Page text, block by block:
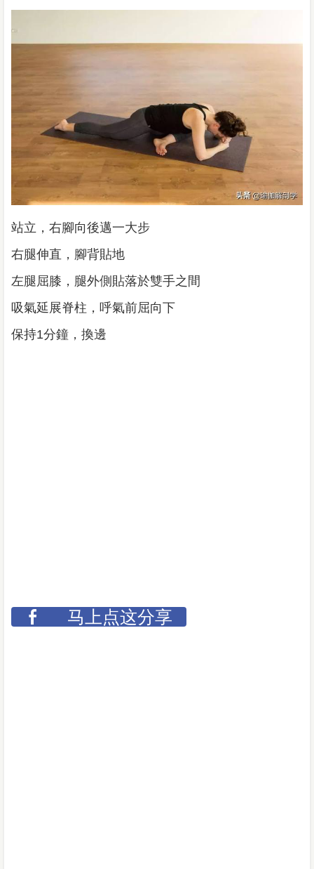
站立，右腳向後邁一大步
右腿伸直，腳背貼地
左腿屈膝，腿外側貼落於雙手之間
吸氣延展脊柱，呼氣前屈向下
保持1分鐘，換邊
马上点这分享